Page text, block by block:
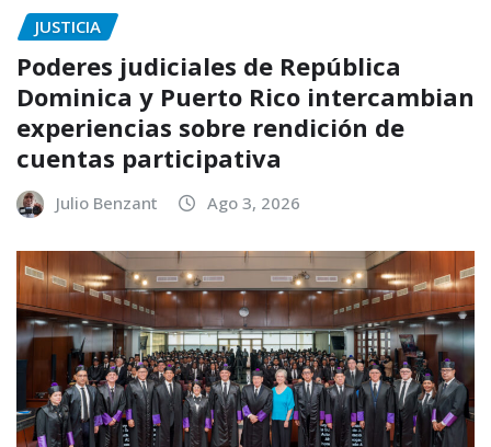
JUSTICIA
Poderes judiciales de República
Dominica y Puerto Rico intercambian
experiencias sobre rendición de
cuentas participativa
Julio Benzant Ago 3, 2026